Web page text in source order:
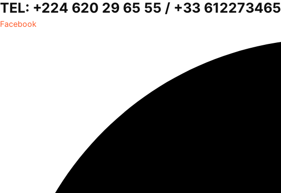
TEL: +224 620 29 65 55 / +33 612273465
Facebook